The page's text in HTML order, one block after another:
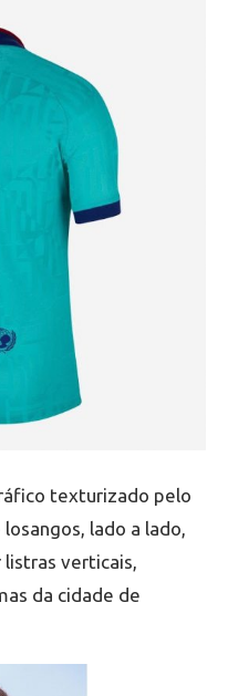
texturizado pelo
lado a lado,
verticais,
da cidade de